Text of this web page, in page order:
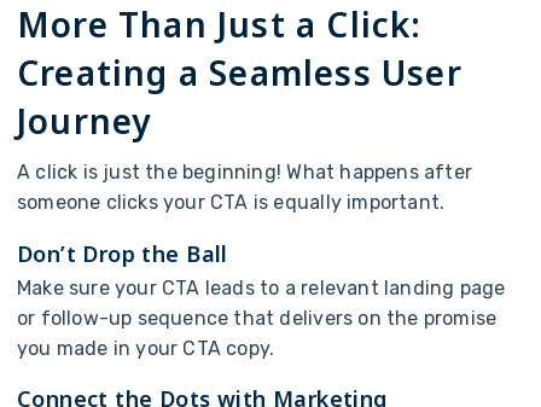
More Than Just a Click:
Creating a Seamless User
Journey
A click is just the beginning! What happens after
someone clicks your CTA is equally important.
Don’t Drop the Ball
Make sure your CTA leads to a relevant landing page
or follow-up sequence that delivers on the promise
you made in your CTA copy.
Connect the Dots with Marketing